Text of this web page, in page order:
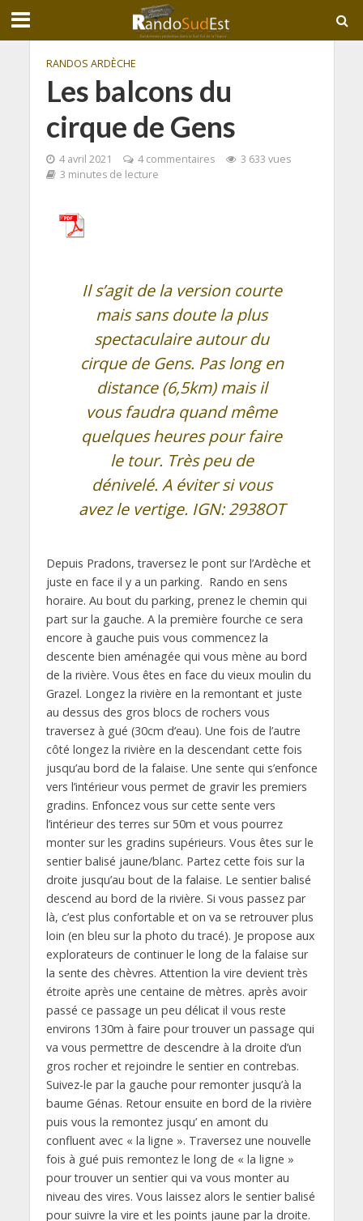
RANDOS ARDÈCHE
Les balcons du
cirque de Gens
4 avril 2021 4 commentaires
3 633 vues
3 minutes de lecture
Il s’agit de la version courte
mais sans doute la plus
spectaculaire autour du
cirque de Gens. Pas long en
distance (6,5km) mais il
vous faudra quand même
quelques heures pour faire
le tour. Très peu de
dénivelé. A éviter si vous
avez le vertige. IGN: 2938OT
Depuis Pradons, traversez le pont sur l’Ardèche et
juste en face il y a un parking. Rando en sens
horaire. Au bout du parking, prenez le chemin qui
part sur la gauche. A la première fourche ce sera
encore à gauche puis vous commencez la
descente bien aménagée qui vous mène au bord
de la rivière. Vous êtes en face du vieux moulin du
Grazel. Longez la rivière en la remontant et juste
au dessus des gros blocs de rochers vous
traversez à gué (30cm d’eau). Une fois de l’autre
côté longez la rivière en la descendant cette fois
jusqu’au bord de la falaise. Une sente qui s’enfonce
vers l’intérieur vous permet de gravir les premiers
gradins. Enfoncez vous sur cette sente vers
l’intérieur des terres sur 50m et vous pourrez
monter sur les gradins supérieurs. Vous êtes sur le
sentier balisé jaune/blanc. Partez cette fois sur la
droite jusqu’au bout de la falaise. Le sentier balisé
descend au bord de la rivière. Si vous passez par
là, c’est plus confortable et on va se retrouver plus
loin (en bleu sur la photo du tracé). Je propose aux
explorateurs de continuer le long de la falaise sur
la sente des chèvres. Attention la vire devient très
étroite après une centaine de mètres. après avoir
passé ce passage un peu délicat il vous reste
environs 130m à faire pour trouver un passage qui
va vous permettre de descendre à la droite d’un
gros rocher et rejoindre le sentier en contrebas.
Suivez-le par la gauche pour remonter jusqu’à la
baume Génas. Retour ensuite en bord de la rivière
puis vous la remontez jusqu’ en amont du
confluent avec « la ligne ». Traversez une nouvelle
fois à gué puis remontez le long de « la ligne »
pour trouver un sentier qui va vous monter au
niveau des vires. Vous laissez alors le sentier balisé
pour suivre la vire et les points jaune par la droite.